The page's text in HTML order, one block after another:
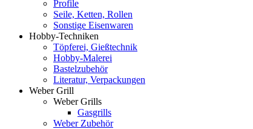
Profile
Seile, Ketten, Rollen
Sonstige Eisenwaren
Hobby-Techniken
Töpferei, Gießtechnik
Hobby-Malerei
Bastelzubehör
Literatur, Verpackungen
Weber Grill
Weber Grills
Gasgrills
Weber Zubehör